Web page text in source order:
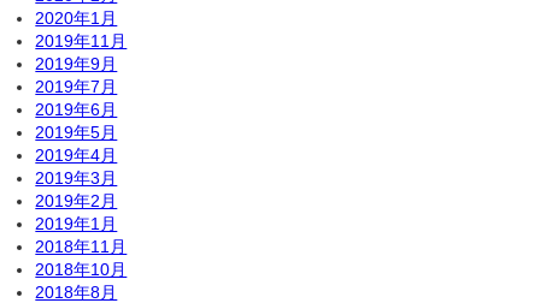
2020年1月
2019年11月
2019年9月
2019年7月
2019年6月
2019年5月
2019年4月
2019年3月
2019年2月
2019年1月
2018年11月
2018年10月
2018年8月